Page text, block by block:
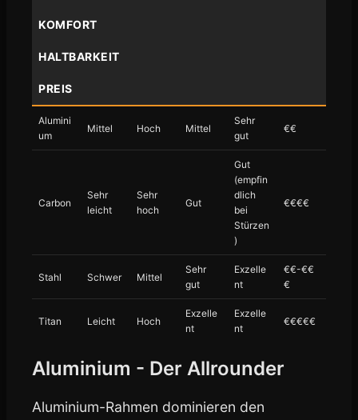
KOMFORT
HALTBARKEIT
PREIS
Alumini
um
Mittel Hoch Mittel
Sehr
gut
€€
Carbon
Sehr
leicht
Sehr
hoch
Gut
Gut
(empfin
dlich
bei
Stürzen
)
€€€€
Stahl Schwer Mittel
Sehr
gut
Exzelle
nt
€€-€€
€
Titan Leicht Hoch
Exzelle
nt
Exzelle
nt
€€€€€
Aluminium - Der Allrounder
Aluminium-Rahmen dominieren den